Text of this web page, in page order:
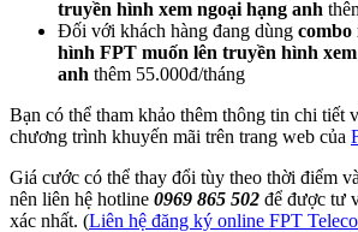
truyền hình xem ngoại hạng anh
Đối với khách hàng đang dùng combo
hình FPT muốn lên truyền hình
anh thêm 55.000đ/tháng
Bạn có thể tham khảo thêm thông tin chi tiết
chương trình khuyến mãi trên trang web của
Giá cước có thể thay đổi tùy theo thời điểm
nên liên hệ hotline 0969 865 502 để được tư
xác nhất. (Liên hệ đăng ký online FPT